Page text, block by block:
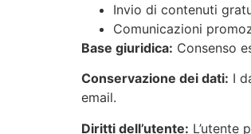
Invio di contenuti
Comunicazioni
Base giuridica: Consenso
Conservazione dei dati: I
email.
Diritti dell’utente: L’utente